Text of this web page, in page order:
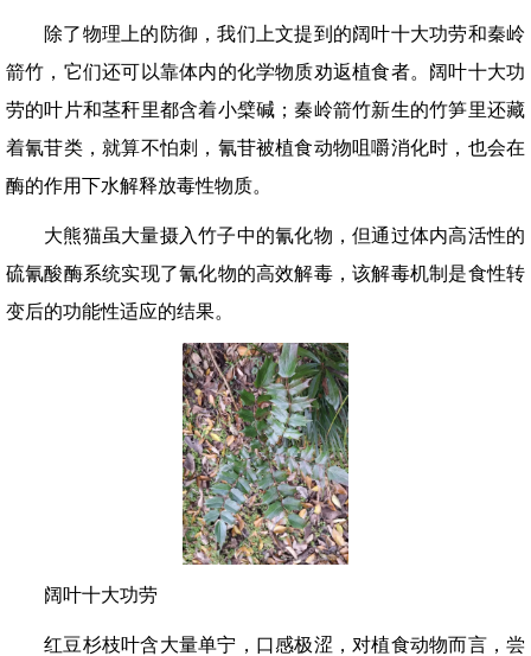
除了物理上的防御，我们上文提到的阔叶十大功劳和秦岭
箭竹，它们还可以靠体内的化学物质劝返植食者。阔叶十大功
劳的叶片和茎秆里都含着小檗碱；秦岭箭竹新生的竹笋里还藏
着氰苷类，就算不怕刺，氰苷被植食动物咀嚼消化时，也会在
酶的作用下水解释放毒性物质。
大熊猫虽大量摄入竹子中的氰化物，但通过体内高活性的
硫氰酸酶系统实现了氰化物的高效解毒，该解毒机制是食性转
变后的功能性适应的结果。
阔叶十大功劳
红豆杉枝叶含大量单宁，口感极涩，对植食动物而言，尝